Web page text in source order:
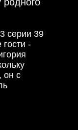
серии 39
-
он с